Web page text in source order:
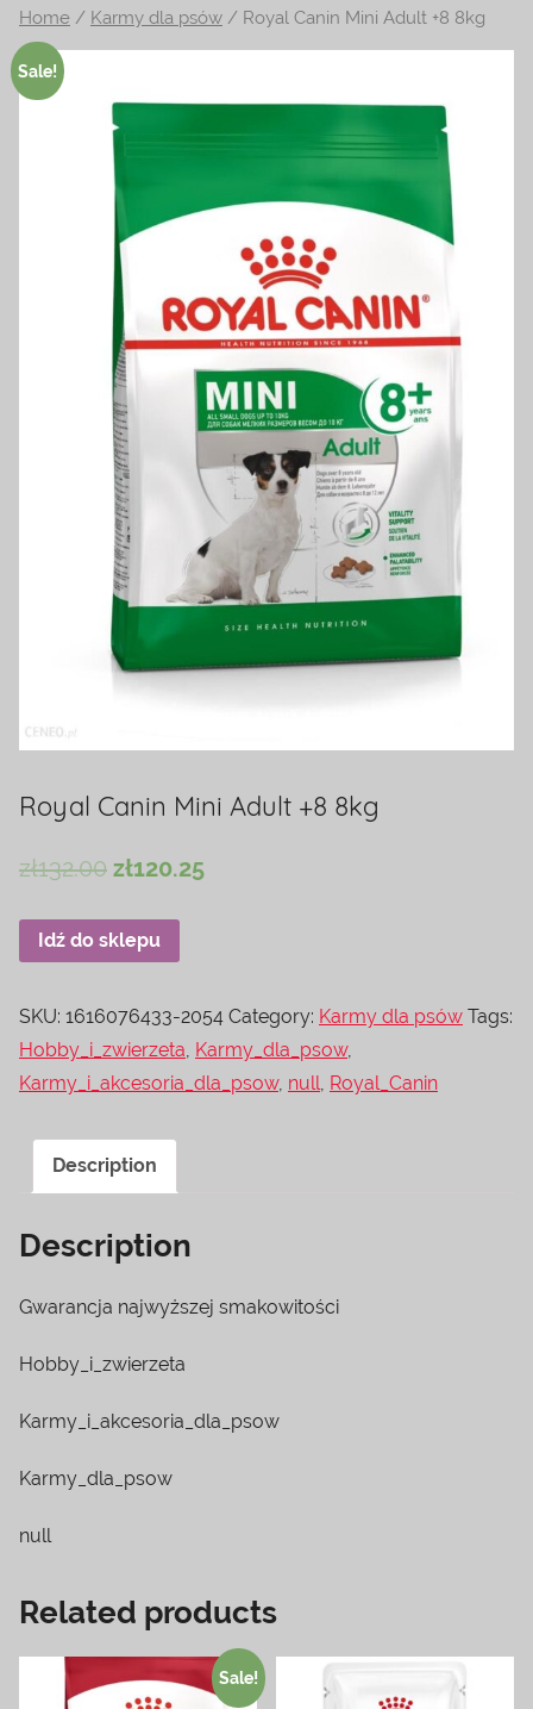
na
temat
terrarystyki
akwarystyki.
Zapraszamy!
Home / Karmy dla psów / Royal Canin Mini Adult +8 8kg
Sale!
Royal Canin Mini Adult +8 8kg
zł132.00 zł120.25
Idź do sklepu
SKU: 1616076433-2054 Category: Karmy dla psów Tags:
Hobby_i_zwierzeta, Karmy_dla_psow,
Karmy_i_akcesoria_dla_psow, null, Royal_Canin
Description
Description
Gwarancja najwyższej smakowitości
Hobby_i_zwierzeta
Karmy_i_akcesoria_dla_psow
Karmy_dla_psow
null
Related products
Sale!